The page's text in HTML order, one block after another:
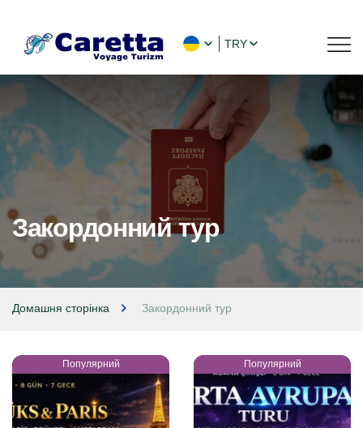
TRY
Закордонний тур
Домашня сторінка Закордонний тур
Популярний Популярний